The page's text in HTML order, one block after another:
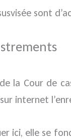
sont
la Cour
internet
ici, elle se